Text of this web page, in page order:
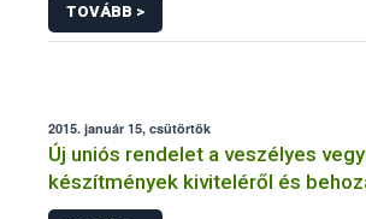
TOVÁBB >
2015. január 15, csütörtök
Új uniós rendelet a veszélyes
készítmények kiviteléről és